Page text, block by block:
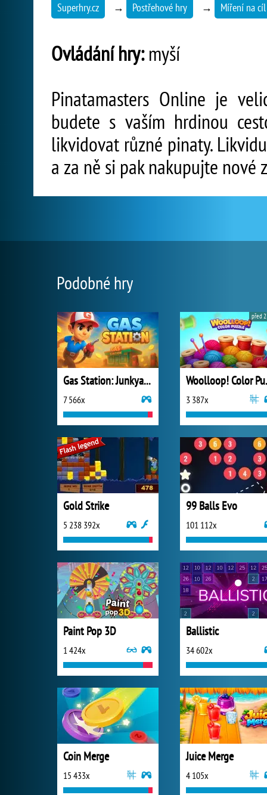
Superhry.cz → Postřehové hry → Míření na cíl
Ovládání hry:myší
Pinatamasters Online je
budete s vaším hrdinou
likvidovat různé pinaty.
a za ně si pak nakupujte nové
Podobné hry
Gas Station: Junkyard Tycoon
7 566x 3 387x
před
Gold Strike
5 238 392x
99 Balls Evo
101 112x
Paint Pop 3D
1 424x
Ballistic
34 602x
Coin Merge
15 433x
Juice Merge
4 105x